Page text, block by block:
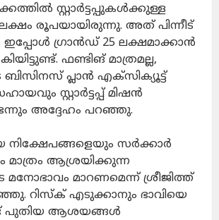
സ്റ്റാർട്ടപ്പുകൾക്കുള്ള
രൂപയായിരുന്നു. അത് പിന്നീട്
ഇപ്പോൾ ​ഗ്രാൻഡ് 25 ലക്ഷമാക്കാൻ
ഫണ്ടിങ് മാത്രമല്ല,
പ്ലാൻ എക്സിക്യൂട്ട്
സ്റ്റാർട്ടപ്പ് മിഷൻ
അദ്ദേഹം പറഞ്ഞു.
നിക്ഷേപങ്ങളെയും സർക്കാർ
ആശ്രയിക്കുന്ന
മനോഭാവം മാറണമെന്ന് ശ്രീജിത്ത്
റിസ്ക് എടുക്കാനും ഭാവിയെ
പുതിയ ആശയങ്ങൾ